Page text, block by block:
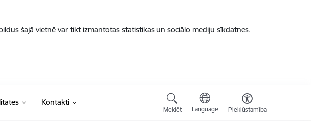
šajā vietnē var tikt izmantotas statistikas un sociālo mediju sīkdatnes.
Kontakti
Meklēt Language Piekļūstamība